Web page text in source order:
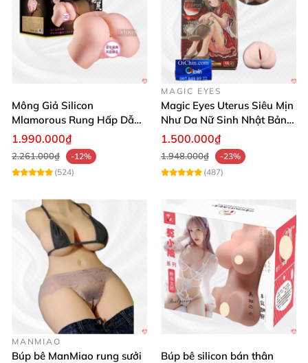
Mông Giả Silicon
Mlamorous Rung Hấp Dẫn
Tăng Khoái Cảm Mạnh
1.990.000₫
2.261.000₫
-12%
(524)
MAGIC EYES
Magic Eyes Uterus Siêu Mịn
Như Da Nữ Sinh Nhật Bản
Mềm Mại
1.500.000₫
1.948.000₫
-23%
(487)
MANMIAO
Búp bê ManMiao rung sưởi
Búp bê silicon bán thân